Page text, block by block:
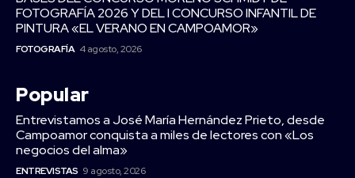
FOTOGRAFÍA 2026 Y DEL I CONCURSO INFANTIL DE
PINTURA «EL VERANO EN CAMPOAMOR»
FOTOGRAFÍA 4 agosto, 2026
Popular
Entrevistamos a José María Hernández Prieto, desde
Campoamor conquista a miles de lectores con «Los
negocios del alma»
ENTREVISTAS 9 agosto, 2026